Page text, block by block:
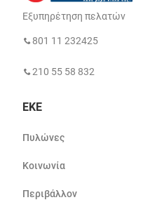
Εξυπηρέτηση πελατών
801 11 232425
210 55 58 832
ΕΚΕ
Πυλώνες
Κοινωνία
Περιβάλλον